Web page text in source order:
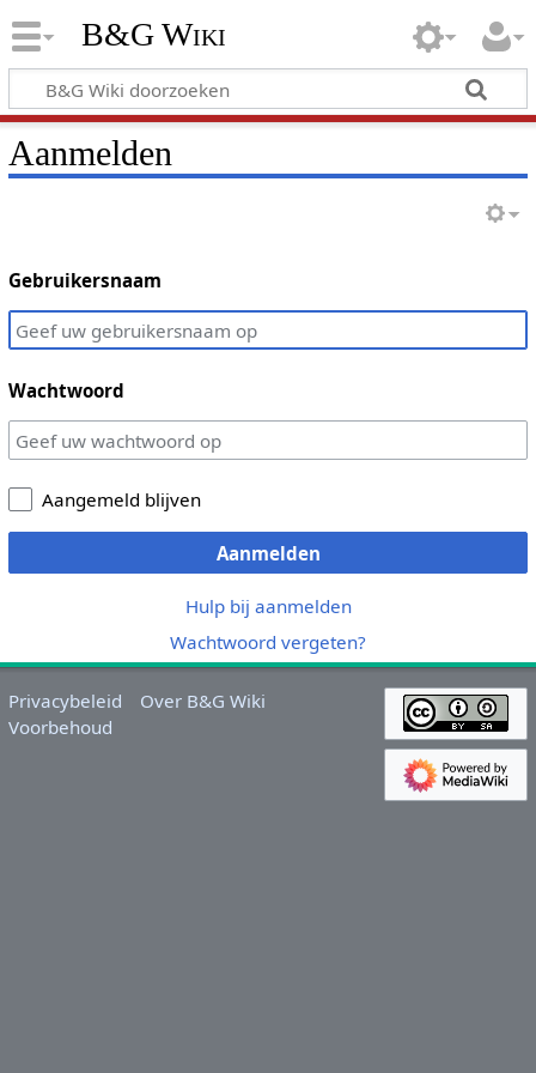
B&G Wiki
Aanmelden
Gebruikersnaam
Wachtwoord
Aangemeld blijven
Aanmelden
Hulp bij aanmelden
Wachtwoord vergeten?
Privacybeleid
Over B&G Wiki
Voorbehoud